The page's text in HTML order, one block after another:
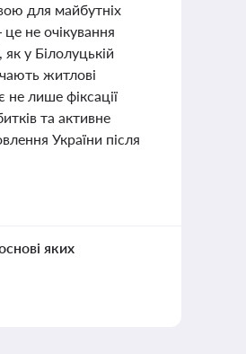
для майбутніх
не очікування
у Білолуцькій
житлові
не лише фіксації
та активне
України після
яких